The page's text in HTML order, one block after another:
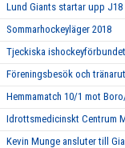
Lund Giants startar upp J18
Sommarhockeyläger 2018
Tjeckiska
Föreningsbesök och
Hemmamatch 10/1 mot
Idrottsmedicinskt Centrum
Kevin Munge ansluter till